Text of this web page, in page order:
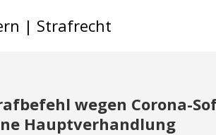
| Strafrecht
wegen Corona-
Hauptverhandlung